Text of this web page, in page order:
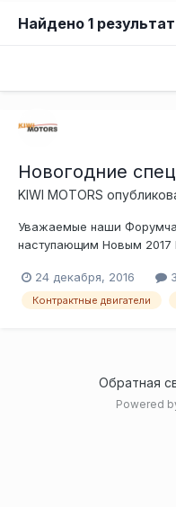
Найдено 1 результат
Новогодние
KIWI MOTORS
Уважаемые наши
наступающим Новым 2017
весь ассортимент
Коллектив «KIWI MOTORS»
24 декабря, 2016
Контрактные двигатели
Обратная
Powered